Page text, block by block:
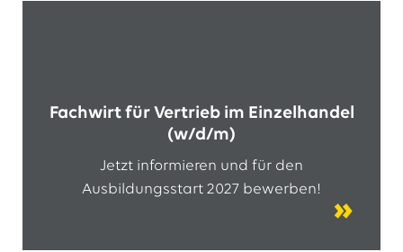
Fachwirt für Vertrieb im Einzelhandel
(w/d/m)
Jetzt informieren und für den
Ausbildungsstart 2027 bewerben!